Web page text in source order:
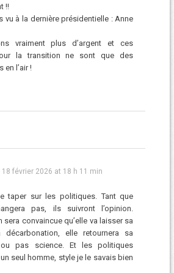
!!
vu à la dernière présidentielle : Anne
vraiment plus d’argent et ces
la transition ne sont que des
en l’air !
18 février 2026 at 18 h 11 min
taper sur les politiques. Tant que
pas, ils suivront l’opinion.
sera convaincue qu’elle va laisser sa
elle retournera sa
pas science. Et les politiques
seul homme, style je le savais bien